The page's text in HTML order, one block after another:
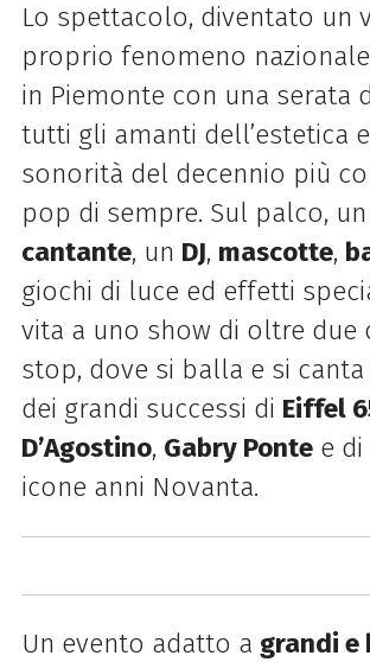
Lo spettacolo, diventato un
proprio fenomeno
in Piemonte con una serata
tutti gli amanti dell’estetica
sonorità del decennio più
pop di sempre. Sul palco, un
cantante, un DJ, mascotte,
giochi di luce ed effetti
vita a uno show di oltre due
stop, dove si balla e si
dei grandi successi di Eiffel
D’Agostino, Gabry Pontee di
icone anni Novanta.
Un evento adatto a grandi e